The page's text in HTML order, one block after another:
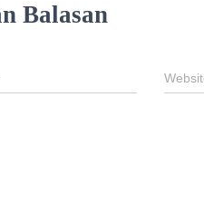
Balasan